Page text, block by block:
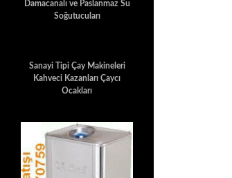
Damacanalı ve Paslanmaz Su
Soğutucuları
Sanayi Tipi Çay Makineleri
Kahveci Kazanları Çaycı
Ocakları